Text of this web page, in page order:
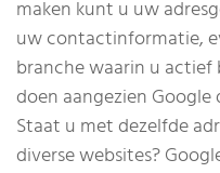
maken kunt u uw
uw contactinformatie,
branche waarin u
doen aangezien
Staat u met dezelfde
diverse websites?